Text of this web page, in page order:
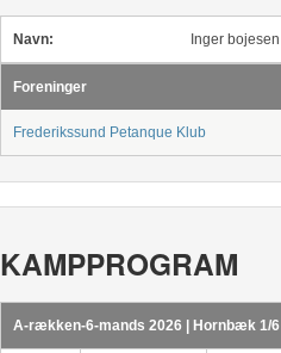
Navn: Inger bojesen
Foreninger
Frederikssund Petanque Klub
KAMPPROGRAM
A-rækken-6-mands 2026 | Hornbæk 1/